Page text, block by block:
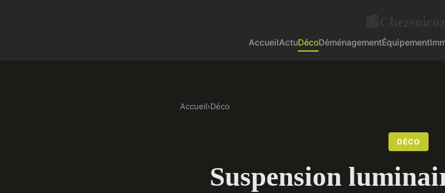
AccueilActuDécoDéménagementÉquipement
Accueil›Déco
DÉCO
Suspension